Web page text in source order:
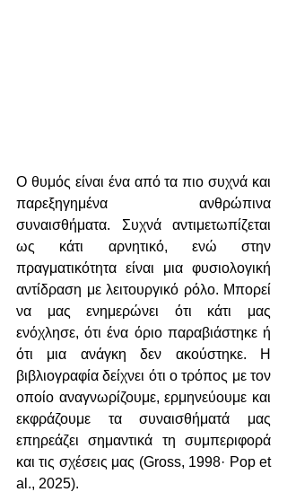
Ο θυμός είναι ένα από τα πιο συχνά και
παρεξηγημένα ανθρώπινα
συναισθήματα. Συχνά αντιμετωπίζεται
ως κάτι αρνητικό, ενώ στην
πραγματικότητα είναι μια φυσιολογική
αντίδραση με λειτουργικό ρόλο. Μπορεί
να μας ενημερώνει ότι κάτι μας
ενόχλησε, ότι ένα όριο παραβιάστηκε ή
ότι μια ανάγκη δεν ακούστηκε. Η
βιβλιογραφία δείχνει ότι ο τρόπος με τον
οποίο αναγνωρίζουμε, ερμηνεύουμε και
εκφράζουμε τα συναισθήματά μας
επηρεάζει σημαντικά τη συμπεριφορά
και τις σχέσεις μας (Gross, 1998· Pop et
al., 2025).